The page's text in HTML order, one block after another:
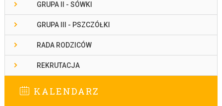
GRUPA II - SÓWKI
GRUPA III - PSZCZÓŁKI
RADA RODZICÓW
REKRUTACJA
KALENDARZ